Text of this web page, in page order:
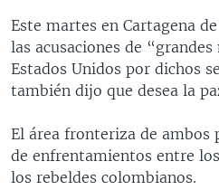
PERÚ
ECUADOR
VENEZUELA
BRASIL
GUATEMALA
HONDURAS
NICARAGUA
LIBERTAD DE PRENSA
MUNDO
ECONOMÍA
ENTRETENIMIENTO Y
TECNOLOGÍA
LIBERTAD DE PRENSA
UCRANIA
MULTIMEDIA
VIDEOS
FOTOGRAFÍA
PROGRAMAS TV
EL MUNDO AL DÍA
RADIO
Este martes en Cartagena
las acusaciones de
Estados Unidos por dichos
también dijo que desea la
El área fronteriza de ambos
de enfrentamientos entre
los rebeldes colombianos.